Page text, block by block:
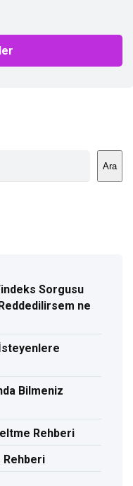
Ara
Sorgusu
ne
Bilmeniz
Rehberi
Rehberi